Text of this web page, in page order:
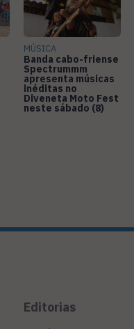
MÚSICA
Banda cabo-friense
Spectrummm
apresenta músicas
inéditas no
Diveneta Moto Fest
neste sábado (8)
Editorias